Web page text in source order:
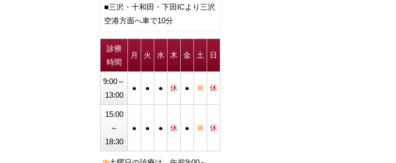
■三沢・十和田・下田ICより三沢
空港方面へ車で10分
診療
時間
月 火 水 木 金 土 日
9:00～
13:00
● ● ● 休 ● ※ 休
15:00
～
18:30
● ● ● 休 ● ※ 休